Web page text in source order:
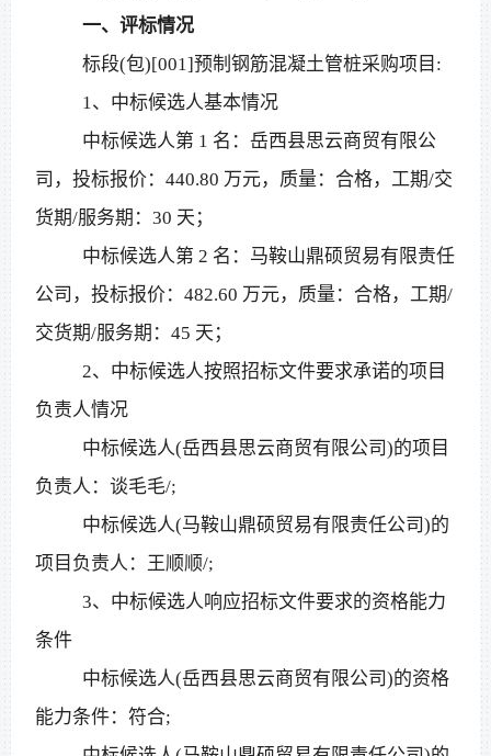
一、评标情况
标段(包)[001]预制钢筋混凝土管桩采购项目:
1、中标候选人基本情况
中标候选人第 1 名：岳西县思云商贸有限公
司，投标报价：440.80 万元，质量：合格，工期/交
货期/服务期：30 天；
中标候选人第 2 名：马鞍山鼎硕贸易有限责任
公司，投标报价：482.60 万元，质量：合格，工期/
交货期/服务期：45 天；
2、中标候选人按照招标文件要求承诺的项目
负责人情况
中标候选人(岳西县思云商贸有限公司)的项目
负责人：谈毛毛/;
中标候选人(马鞍山鼎硕贸易有限责任公司)的
项目负责人：王顺顺/;
3、中标候选人响应招标文件要求的资格能力
条件
中标候选人(岳西县思云商贸有限公司)的资格
能力条件：符合;